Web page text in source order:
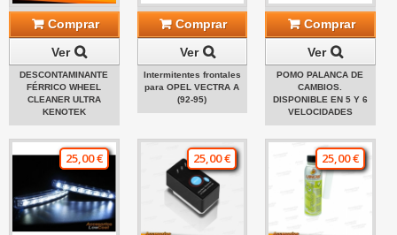
Comprar
Ver
DESCONTAMINANTE
FÉRRICO WHEEL
CLEANER ULTRA
KENOTEK
Comprar
Ver
Intermitentes frontales
para OPEL VECTRA A
(92-95)
Comprar
Ver
POMO PALANCA DE
CAMBIOS.
DISPONIBLE EN 5 Y 6
VELOCIDADES
25,00 € 25,00 € 25,00 €